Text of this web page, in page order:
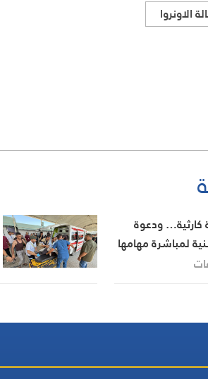
الاونروا
كارثية… ودعوة
لمباشرة مهامها